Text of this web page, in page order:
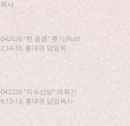
목사
042626 "한 움큼" 룻기(Ruth)
2:14-16, 홍대권 담임목
042226 "지속신앙" 레위기
6:12-13, 홍대권 담임목사